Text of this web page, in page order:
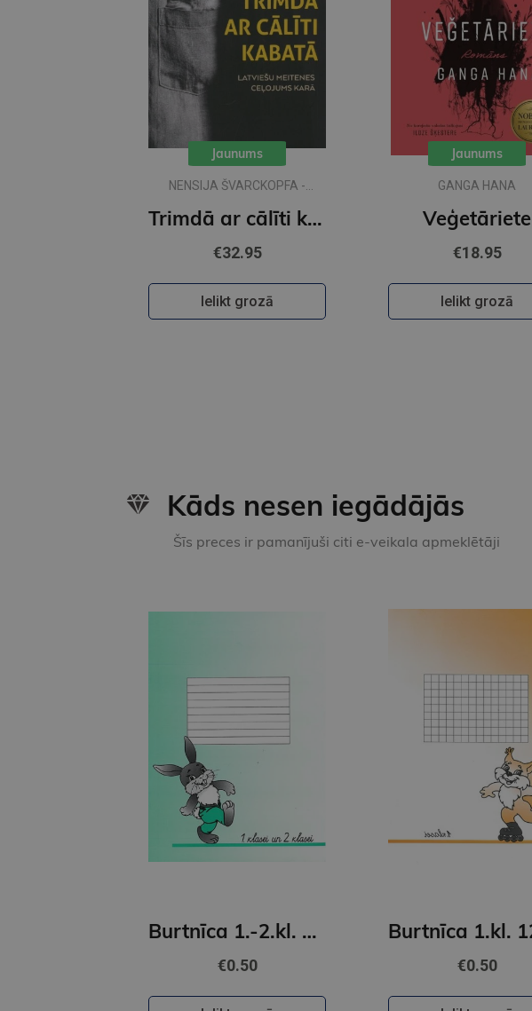
Jaunums
NENSIJA ŠVARCKOPFA -
Trimdā ar cālīti kabatā
€32.95
Ielikt grozā
Jaunums
GANGA HANA
Veģetāriete
€18.95
Ielikt grozā
Kāds nesen iegādājās
Šīs preces ir pamanījuši citi e-veikala apmeklētāji
Burtnīca 1.-2.kl. 12 lapas līniju
€0.50 €0.50